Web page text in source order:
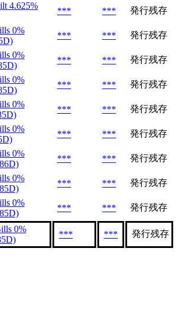
4.625%
*** ***
発行残存
0%
*** ***
発行残存
0%
*** ***
発行残存
0%
*** ***
発行残存
0%
*** ***
発行残存
0%
*** ***
発行残存
0%
*** ***
発行残存
0%
*** ***
発行残存
0%
*** *** 発行残存
0%
*** *** 発行残存